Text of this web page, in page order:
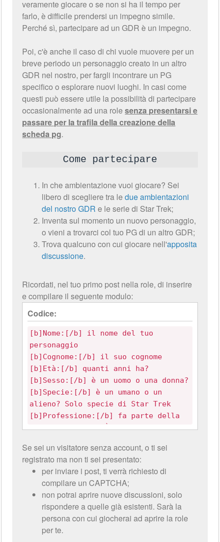
veramente giocare o se non si ha il tempo per
farlo, è difficile prendersi un impegno simile.
Perché sì, partecipare ad un GDR è un impegno.
Poi, c'è anche il caso di chi vuole muovere per un
breve periodo un personaggio creato in un altro
GDR nel nostro, per fargli incontrare un PG
specifico o esplorare nuovi luoghi. In casi come
questi può essere utile la possibilità di partecipare
occasionalmente ad una rolesenza presentarsi e
passare per la trafila della creazione della
scheda pg.
Come partecipare
In che ambientazione vuoi giocare? Sei
libero di scegliere tra ledue ambientazioni
del nostro GDR e le serie di Star Trek;
Inventa sul momento un nuovo personaggio,
o vieni a trovarci col tuo PG di un altro GDR;
Trova qualcuno con cui giocare nell'apposita
discussione.
Ricordati, nel tuo primo post nella role, di inserire
e compilare il seguente modulo:
Codice:
[b]Nome:[/b] il nome del tuo
personaggio
[b]Cognome:[/b] il suo cognome
[b]Età:[/b] quanti anni ha?
[b]Sesso:[/b] è un uomo o una donna?
[b]Specie:[/b] è un umano o un
alieno? Solo specie di Star Trek
[b]Professione:[/b] fa parte della
Se sei un visitatore senza account, o ti sei
registrato ma non ti sei presentato:
per inviare i post, ti verrà richiesto di
compilare un CAPTCHA;
non potrai aprire nuove discussioni, solo
rispondere a quelle già esistenti. Sarà la
persona con cui giocherai ad aprire la role
per te.